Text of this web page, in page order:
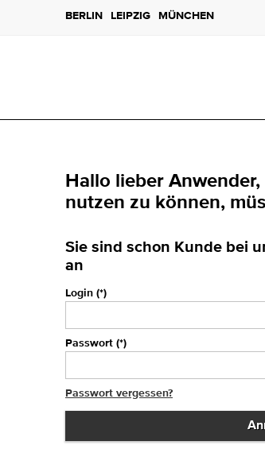
BERLIN LEIPZIG MÜNCHEN
Hallo lieber
nutzen zu können,
Sie sind schon Kunde bei
an
Login (*)
Login
Passwort (*)
Passwort
Passwort vergessen?